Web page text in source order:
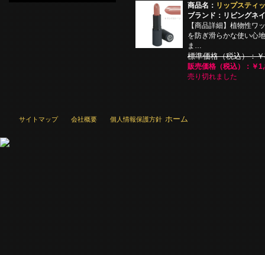
商品名： リップスティ
ブランド：リビングネ
【商品詳細】植物性ワ
を防ぎ滑らかな使い心
ま…
標準価格（税込）：
販売価格（税込）：￥
売り切れました
ホーム
サイトマップ 会社概要 個人情報保護方針